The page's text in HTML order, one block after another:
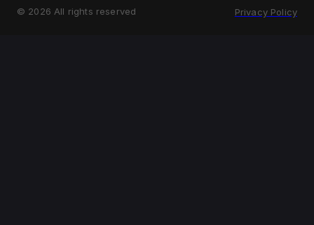
© 2026 All rights reserved Privacy Policy